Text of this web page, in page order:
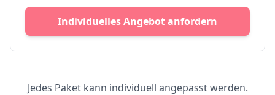
Individuelles Angebot anfordern
Jedes Paket kann individuell angepasst werden.